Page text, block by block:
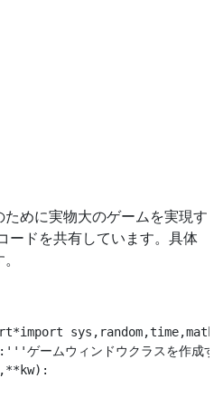
めに実物大のゲームを実現す
ードを共有しています。具体
sys,random,time,math
ゲームウィンドウクラスを作成